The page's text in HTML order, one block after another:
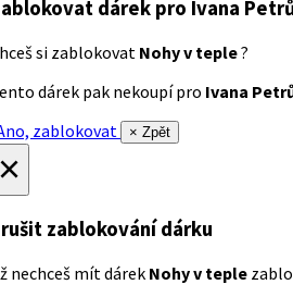
dárek pro Ivana
si zablokovat Nohy v teple?
dárek pak nekoupí pro Ivana
zablokovat
× Zpět
zablokování dárku
nechceš mít dárek Nohy v teple